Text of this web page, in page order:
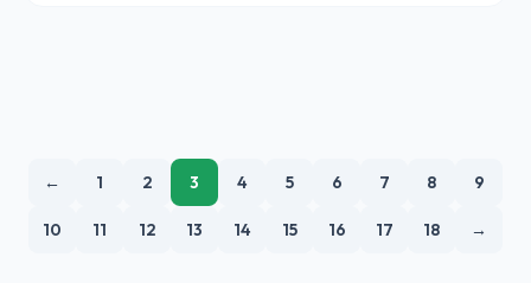
← 1 2 3 4 5 6 7 8 9
10 11 12 13 14 15 16 17 18 →